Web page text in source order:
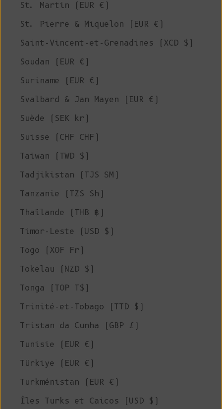
St. Martin (EUR €)
St. Pierre & Miquelon (EUR €)
Saint-Vincent-et-Grenadines (XCD $)
Soudan (EUR €)
Suriname (EUR €)
Svalbard & Jan Mayen (EUR €)
Suède (SEK kr)
Suisse (CHF CHF)
Taïwan (TWD $)
Tadjikistan (TJS ЅМ)
Tanzanie (TZS Sh)
Thaïlande (THB ฿)
Timor-Leste (USD $)
Togo (XOF Fr)
Tokelau (NZD $)
Tonga (TOP T$)
Trinité-et-Tobago (TTD $)
Tristan da Cunha (GBP £)
Tunisie (EUR €)
Türkiye (EUR €)
Turkménistan (EUR €)
Îles Turks et Caicos (USD $)